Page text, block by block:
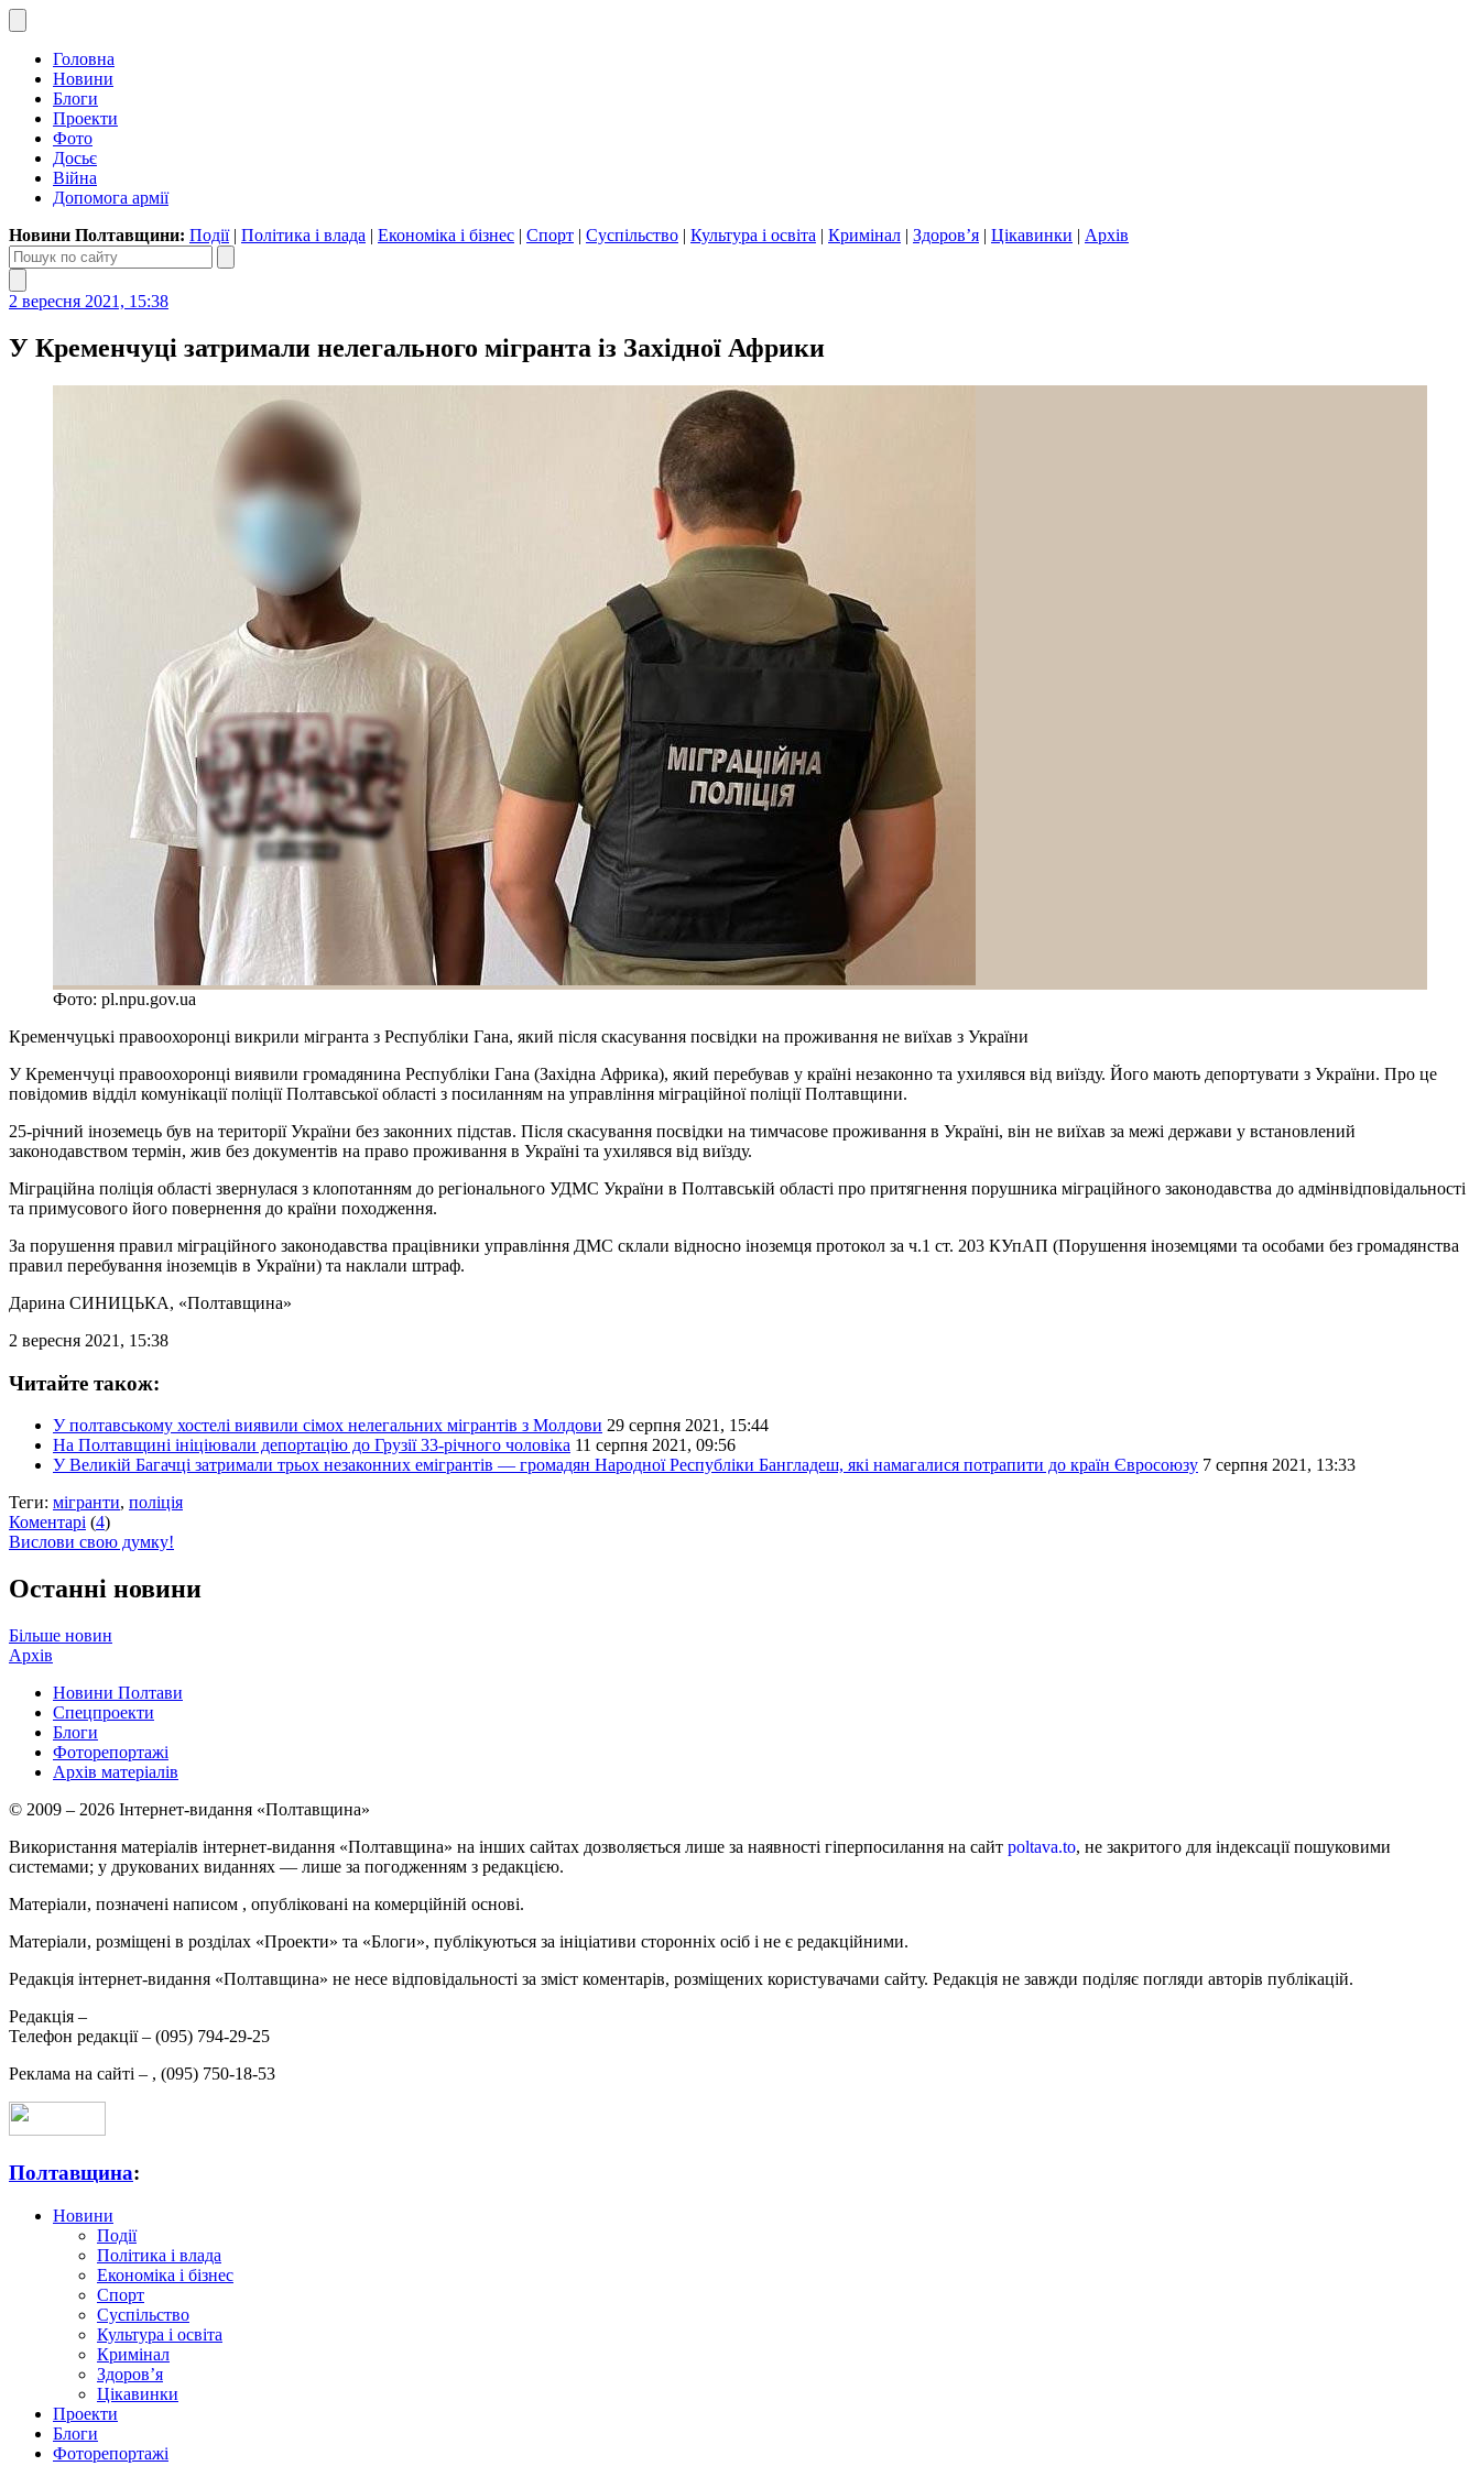
Головна
Новини
Блоги
Проекти
Фото
Досьє
Війна
Допомога армії
Новини Полтавщини: Події| Політика і влада | Економіка і бізнес | Спорт | Суспільство | Культура і освіта | Кримінал | Здоров’я | Цікавинки | Архів
2 вересня 2021, 15:38
У Кременчуці затримали нелегального мігранта із Західної Африки
Фото: pl.npu.gov.ua
Кременчуцькі правоохоронці викрили мігранта з Республіки Гана, який після скасування посвідки на проживання не виїхав з України
У Кременчуці правоохоронці виявили громадянина Республіки Гана (Західна Африка), який перебував у країні незаконно та ухилявся від виїзду. Його мають депортувати з України. Про це
повідомив відділ комунікації поліції Полтавської області з посиланням на управління міграційної поліції Полтавщини.
25-річний іноземець був на території України без законних підстав. Після скасування посвідки на тимчасове проживання в Україні, він не виїхав за межі держави у встановлений
законодавством термін, жив без документів на право проживання в Україні та ухилявся від виїзду.
Міграційна поліція області звернулася з клопотанням до регіонального УДМС України в Полтавській області про притягнення порушника міграційного законодавства до адмінвідповідальності
та примусового його повернення до країни походження.
За порушення правил міграційного законодавства працівники управління ДМС склали відносно іноземця протокол за ч.1 ст. 203 КУпАП (Порушення іноземцями та особами без громадянства
правил перебування іноземців в України) та наклали штраф.
Дарина СИНИЦЬКА, «Полтавщина»
2 вересня 2021, 15:38
Читайте також:
У полтавському хостелі виявили сімох нелегальних мігрантів з Молдови 29 серпня 2021, 15:44
На Полтавщині ініціювали депортацію до Грузії 33-річного чоловіка 11 серпня 2021, 09:56
У Великій Багачці затримали трьох незаконних емігрантів — громадян Народної Республіки Бангладеш, які намагалися потрапити до країн Євросоюзу 7 серпня 2021, 13:33
Теги: мігранти, поліція
Коментарі (4)
Вислови свою думку!
Останні новини
Більше новин
Архів
Новини Полтави
Спецпроекти
Блоги
Фоторепортажі
Архів матеріалів
© 2009 – 2026 Інтернет-видання «Полтавщина»
Використання матеріалів інтернет-видання «Полтавщина» на інших сайтах дозволяється лише за наявності гіперпосилання на сайт poltava.to, не закритого для індексації пошуковими
системами; у друкованих виданнях — лише за погодженням з редакцією.
Матеріали, позначені написом , опубліковані на комерційній основі.
Матеріали, розміщені в розділах «Проекти» та «Блоги», публікуються за ініціативи сторонніх осіб і не є редакційними.
Редакція інтернет-видання «Полтавщина» не несе відповідальності за зміст коментарів, розміщених користувачами сайту. Редакція не завжди поділяє погляди авторів публікацій.
Редакція –
Телефон редакції – (095) 794-29-25
Реклама на сайті – , (095) 750-18-53
Полтавщина:
Новини
Події
Політика і влада
Економіка і бізнес
Спорт
Суспільство
Культура і освіта
Кримінал
Здоров’я
Цікавинки
Проекти
Блоги
Фоторепортажі